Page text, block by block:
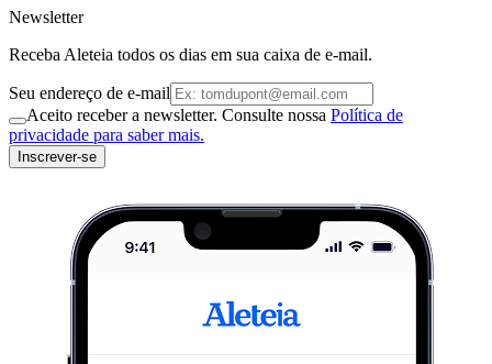
Newsletter
Receba Aleteia todos os dias em sua caixa de e-mail.
Seu endereço de e-mail
Aceito receber a newsletter. Consulte nossa Política de
privacidade para saber mais.
Inscrever-se